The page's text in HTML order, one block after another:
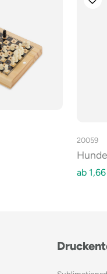
20059
ab 1,66